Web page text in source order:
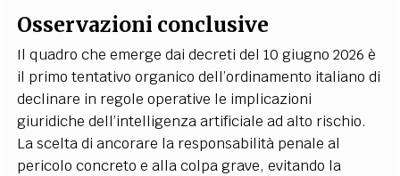
Osservazioni conclusive
Il quadro che emerge dai decreti del 10 giugno 2026 è
il primo tentativo organico dell’ordinamento italiano di
declinare in regole operative le implicazioni
giuridiche dell’intelligenza artificiale ad alto rischio.
La scelta di ancorare la responsabilità penale al
pericolo concreto e alla colpa grave, evitando la